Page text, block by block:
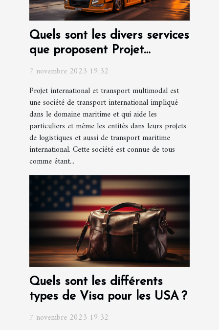
Quels sont les divers services
que proposent Projet
international et transport
7 novembre 2023 19:32
Projet international et transport multimodal est
une société de transport international impliqué
dans le domaine maritime et qui aide les
particuliers et même les entités dans leurs projets
de logistiques et aussi de transport maritime
international. Cette société est connue de tous
comme étant...
Quels sont les différents
types de Visa pour les USA ?
7 novembre 2023 19:32